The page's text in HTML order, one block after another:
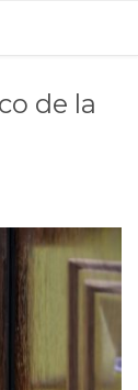
de la